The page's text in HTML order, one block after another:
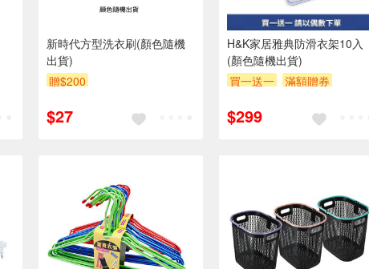
新時代方型洗衣刷(顏色隨機
出貨)
贈$200
$27
H&K家居雅典防滑衣架10入
(顏色隨機出貨)
買一送一
滿額贈券
$299